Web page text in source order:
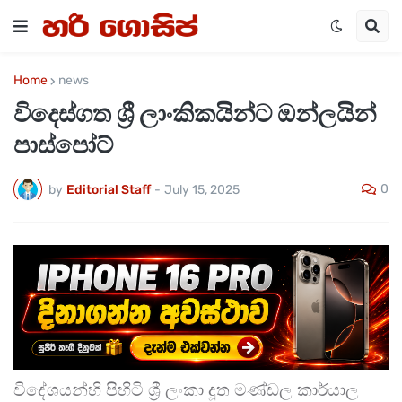
Home news
විදෙස්ගත ශ්‍රී ලාංකිකයින්ට ඔන්ලයින්
පාස්පෝට්
by Editorial Staff - July 15, 2025 0
විදේශයන්හි පිහිටි ශ්‍රී ලංකා දූත මණ්ඩල කාර්යාල